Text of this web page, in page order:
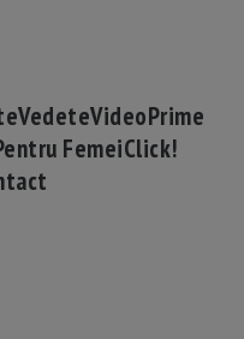
VedeteVideoPrime
FemeiClick!